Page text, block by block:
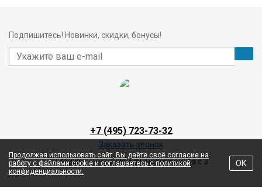
Подпишитесь! Новинки, скидки, бонусы!
+7 (495) 723-73-32
Заказать звонок
г. Москва, ул. Генерала Тюленева, 4а с 3
Продолжая использовать сайт, Вы даёте своё согласие на
работу с файлами cookie и соглашаетесь с политикой
конфиденциальности.
ОК